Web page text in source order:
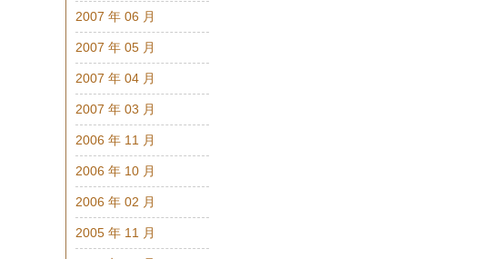
2007 年 06 月
2007 年 05 月
2007 年 04 月
2007 年 03 月
2006 年 11 月
2006 年 10 月
2006 年 02 月
2005 年 11 月